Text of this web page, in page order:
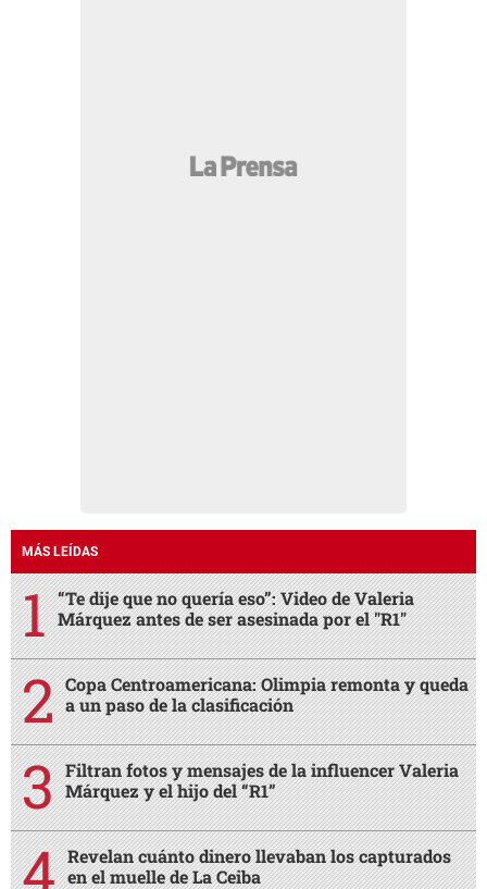
MÁS LEÍDAS
“Te dije que no quería eso”: Video de Valeria
Márquez antes de ser asesinada por el "R1"
Copa Centroamericana: Olimpia remonta y queda
a un paso de la clasificación
Filtran fotos y mensajes de la influencer Valeria
Márquez y el hijo del “R1”
Revelan cuánto dinero llevaban los capturados
en el muelle de La Ceiba